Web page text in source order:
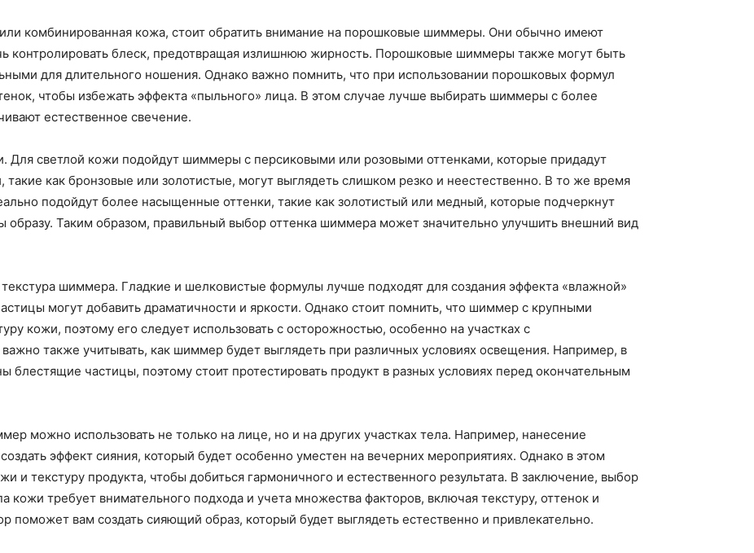
комбинированная кожа, стоит обратить внимание на порошковые шиммеры. Они обычно имеют
контролировать блеск, предотвращая излишнюю жирность. Порошковые шиммеры также могут быть
для длительного ношения. Однако важно помнить, что при использовании порошковых формул
чтобы избежать эффекта «пыльного» лица. В этом случае лучше выбирать шиммеры с более
естественное свечение.
Для светлой кожи подойдут шиммеры с персиковыми или розовыми оттенками, которые придадут
такие как бронзовые или золотистые, могут выглядеть слишком резко и неестественно. В то же время
подойдут более насыщенные оттенки, такие как золотистый или медный, которые подчеркнут
образу. Таким образом, правильный выбор оттенка шиммера может значительно улучшить внешний вид
шиммера. Гладкие и шелковистые формулы лучше подходят для создания эффекта «влажной»
могут добавить драматичности и яркости. Однако стоит помнить, что шиммер с крупными
кожи, поэтому его следует использовать с осторожностью, особенно на участках с
также учитывать, как шиммер будет выглядеть при различных условиях освещения. Например, в
блестящие частицы, поэтому стоит протестировать продукт в разных условиях перед окончательным
можно использовать не только на лице, но и на других участках тела. Например, нанесение
эффект сияния, который будет особенно уместен на вечерних мероприятиях. Однако в этом
и текстуру продукта, чтобы добиться гармоничного и естественного результата. В заключение, выбор
кожи требует внимательного подхода и учета множества факторов, включая текстуру, оттенок и
поможет вам создать сияющий образ, который будет выглядеть естественно и привлекательно.